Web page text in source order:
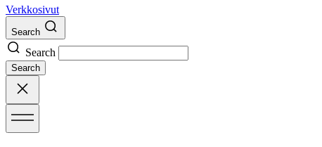
Verkkosivut
Search
Search
Search